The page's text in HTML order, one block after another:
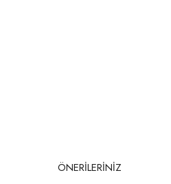
ÖNERİLERİNİZ